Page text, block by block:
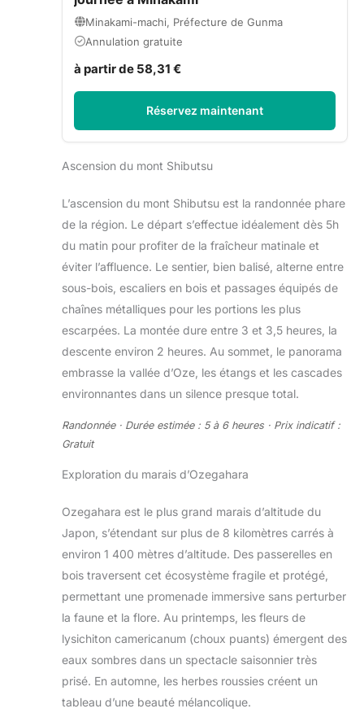
Minakami-machi, Préfecture de Gunma
Annulation gratuite
à partir de 58,31 €
Réservez maintenant
Ascension du mont Shibutsu
L’ascension du mont Shibutsu est la randonnée phare
de la région. Le départ s’effectue idéalement dès 5h
du matin pour profiter de la fraîcheur matinale et
éviter l’affluence. Le sentier, bien balisé, alterne entre
sous-bois, escaliers en bois et passages équipés de
chaînes métalliques pour les portions les plus
escarpées. La montée dure entre 3 et 3,5 heures, la
descente environ 2 heures. Au sommet, le panorama
embrasse la vallée d’Oze, les étangs et les cascades
environnantes dans un silence presque total.
Randonnée · Durée estimée : 5 à 6 heures · Prix indicatif :
Gratuit
Exploration du marais d’Ozegahara
Ozegahara est le plus grand marais d’altitude du
Japon, s’étendant sur plus de 8 kilomètres carrés à
environ 1 400 mètres d’altitude. Des passerelles en
bois traversent cet écosystème fragile et protégé,
permettant une promenade immersive sans perturber
la faune et la flore. Au printemps, les fleurs de
lysichiton camericanum (choux puants) émergent des
eaux sombres dans un spectacle saisonnier très
prisé. En automne, les herbes roussies créent un
tableau d’une beauté mélancolique.